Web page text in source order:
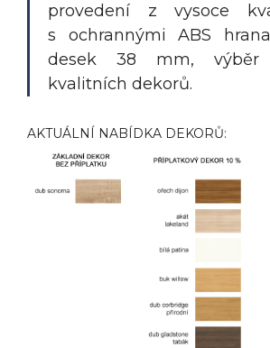
provedení z vysoce
s ochrannými ABS
desek 38 mm, výběr
kvalitních dekorů.
AKTUÁLNÍ NABÍDKA DEKORŮ: